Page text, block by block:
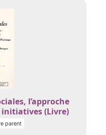
l’approche
(Livre)
parent